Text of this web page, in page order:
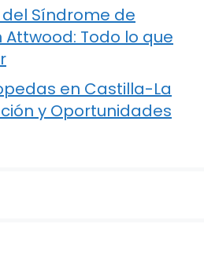
Síndrome de
Todo lo que
en Castilla-La
y Oportunidades